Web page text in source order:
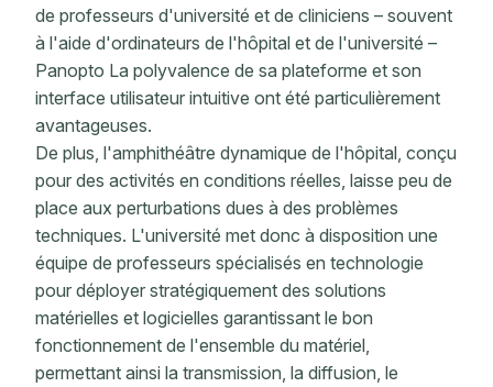
de professeurs d'université et de cliniciens – souvent
à l'aide d'ordinateurs de l'hôpital et de l'université –
Panopto La polyvalence de sa plateforme et son
interface utilisateur intuitive ont été particulièrement
avantageuses.
De plus, l'amphithéâtre dynamique de l'hôpital, conçu
pour des activités en conditions réelles, laisse peu de
place aux perturbations dues à des problèmes
techniques. L'université met donc à disposition une
équipe de professeurs spécialisés en technologie
pour déployer stratégiquement des solutions
matérielles et logicielles garantissant le bon
fonctionnement de l'ensemble du matériel,
permettant ainsi la transmission, la diffusion, le